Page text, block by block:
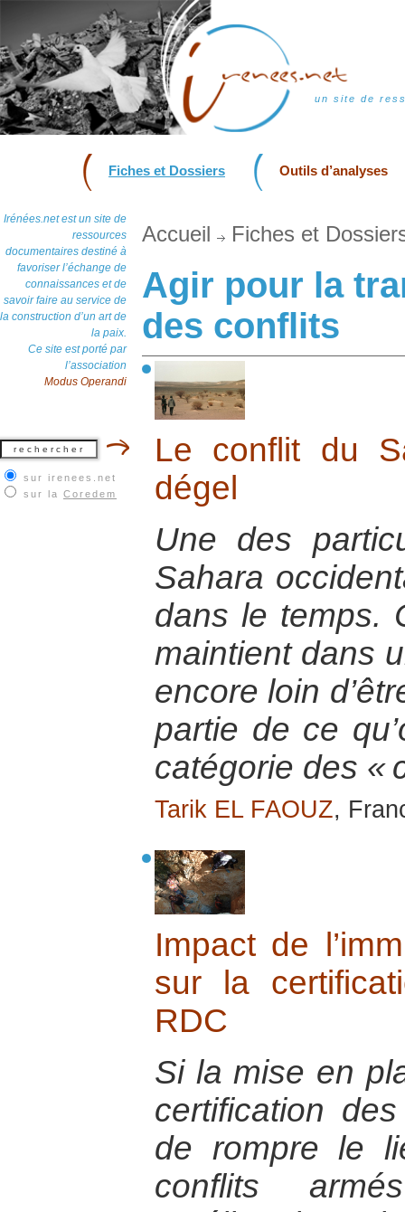
un site de
Fiches et Dossiers Outils d’analyses
Irénées.net est un site de
ressources
documentaires destiné à
favoriser l’échange de
connaissances et de
savoir faire au service de
la construction d’un art de
la paix.
Ce site est porté par
l’association
Modus Operandi
sur irenees.net
sur la Coredem
Accueil Fiches et
Agir pour la
des conflits
Le conflit du
dégel
Une des
Sahara
dans le temps.
maintient dans
encore loin
partie de ce
catégorie des «
Tarik EL FAOUZ,
Impact de
sur la
RDC
Si la mise en
certification
de rompre le
conflits